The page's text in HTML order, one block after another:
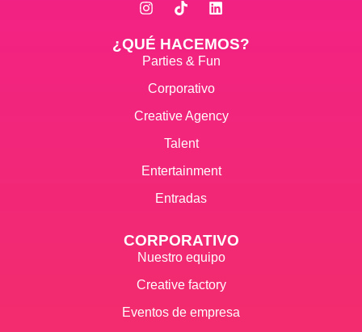
¿QUÉ HACEMOS?
Parties & Fun
Corporativo
Creative Agency
Talent
Entertainment
Entradas
CORPORATIVO
Nuestro equipo
Creative factory
Eventos de empresa